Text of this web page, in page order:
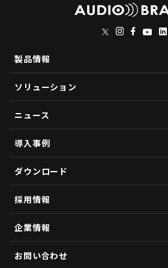
製品情報
ソリューション
ニュース
導入事例
ダウンロード
採用情報
企業情報
お問い合わせ